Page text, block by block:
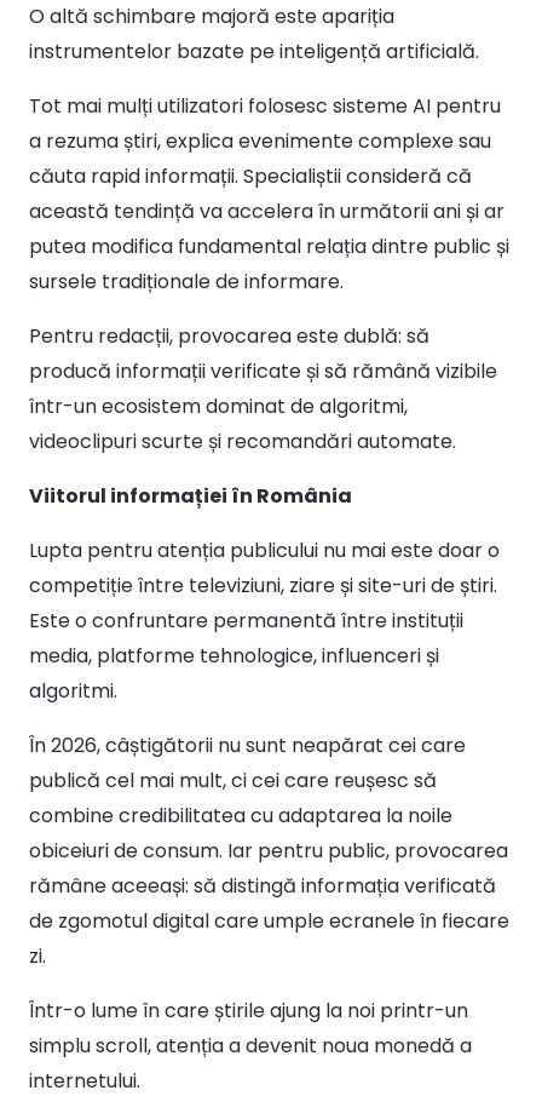
O altă schimbare majoră este apariția
instrumentelor bazate pe inteligență artificială.
Tot mai mulți utilizatori folosesc sisteme AI pentru
a rezuma știri, explica evenimente complexe sau
căuta rapid informații. Specialiștii consideră că
această tendință va accelera în următorii ani și ar
putea modifica fundamental relația dintre public și
sursele tradiționale de informare.
Pentru redacții, provocarea este dublă: să
producă informații verificate și să rămână vizibile
într-un ecosistem dominat de algoritmi,
videoclipuri scurte și recomandări automate.
Viitorul informației în România
Lupta pentru atenția publicului nu mai este doar o
competiție între televiziuni, ziare și site-uri de știri.
Este o confruntare permanentă între instituții
media, platforme tehnologice, influenceri și
algoritmi.
În 2026, câștigătorii nu sunt neapărat cei care
publică cel mai mult, ci cei care reușesc să
combine credibilitatea cu adaptarea la noile
obiceiuri de consum. Iar pentru public, provocarea
rămâne aceeași: să distingă informația verificată
de zgomotul digital care umple ecranele în fiecare
zi.
Într-o lume în care știrile ajung la noi printr-un
simplu scroll, atenția a devenit noua monedă a
internetului.